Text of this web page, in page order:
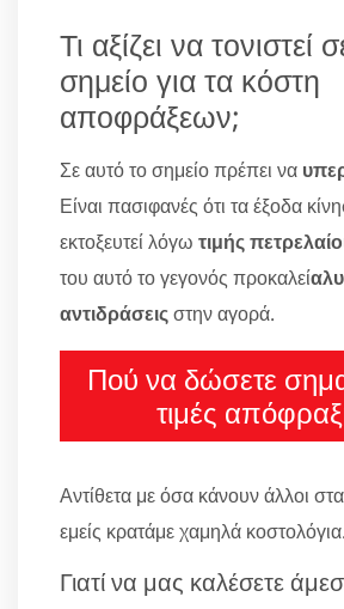
Τι αξίζει να τονιστεί
σημείο για τα κόστη
αποφράξεων;
Σε αυτό το σημείο πρέπει να
Είναι πασιφανές ότι τα έξοδα
εκτοξευτεί λόγω τιμής
του αυτό το γεγονός προκαλεί
αντιδράσειςστην αγορά.
Πού να δώσετε
τιμές
Αντίθετα με όσα κάνουν άλλοι
εμείς κρατάμε χαμηλά
Γιατί να μας καλέσετε